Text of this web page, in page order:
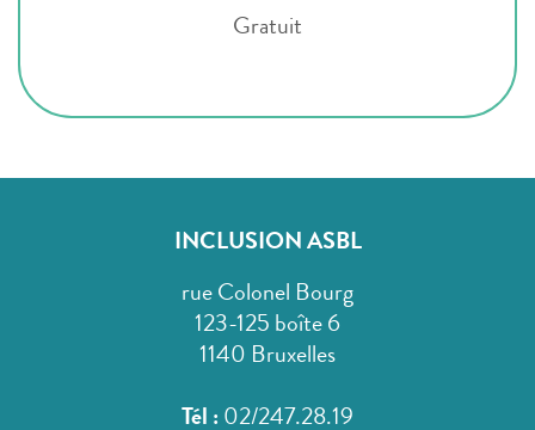
Gratuit
INCLUSION ASBL
rue Colonel Bourg
123-125 boîte 6
1140 Bruxelles
Tél : 02/247.28.19